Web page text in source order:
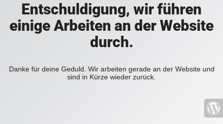
Entschuldigung, wir führen
einige Arbeiten an der Website
durch.
Danke für deine Geduld. Wir arbeiten gerade an der Website und
sind in Kürze wieder zurück.